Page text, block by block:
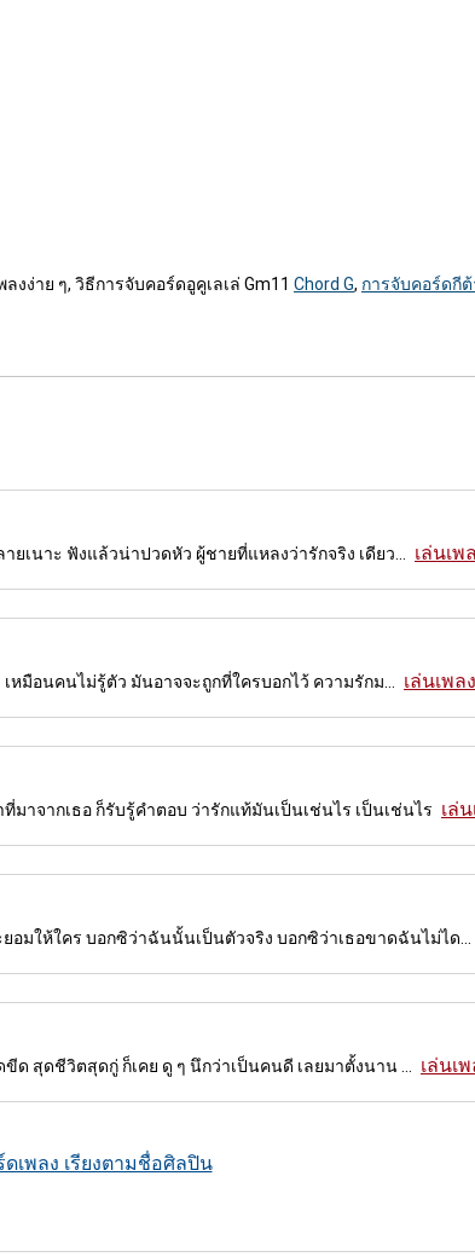
งง่าย ๆ, วิธีการจับคอร์ดอูคูเลเล่ Gm11 Chord G, การจับคอร์ดกีต้
เนาะ ฟังแล้วน่าปวดหัว ผู้ชายที่แหลงว่ารักจริง เดียว... เล่นเพ
มือนคนไม่รู้ตัว มันอาจจะถูกที่ใครบอกไว้ ความรักม... เล่นเพล
มาจากเธอ ก็รับรู้คำตอบ ว่ารักแท้มันเป็นเช่นไร เป็นเช่นไร เล่
มให้ใคร บอกซิว่าฉันนั้นเป็นตัวจริง บอกซิว่าเธอขาดฉันไม่ได...
สุดชีวิตสุดกู่ ก็เคย ดู ๆ นึกว่าเป็นคนดี เลยมาตั้งนาน ... เล่นเ
เพลง เรียงตามชื่อศิลปิน